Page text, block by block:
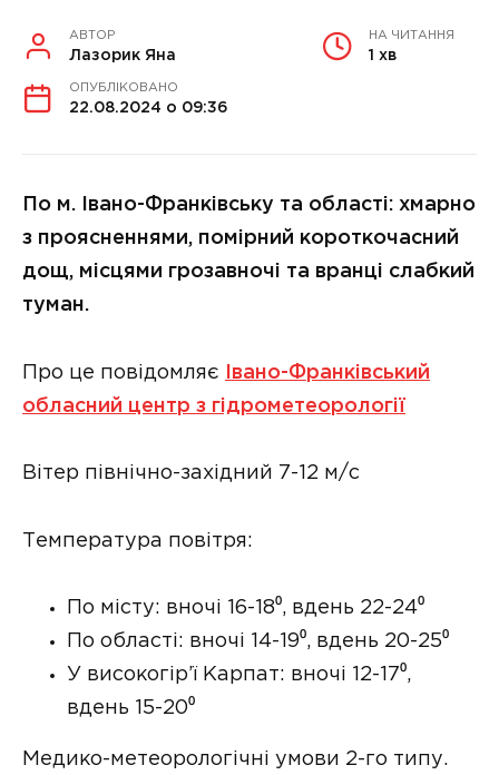
АВТОР
Лазорик Яна
НА ЧИТАННЯ
1 хв
ОПУБЛІКОВАНО
22.08.2024 о 09:36
По м. Івано-Франківську та області: хмарно
з проясненнями, помірний короткочасний
дощ, місцями грозавночі та вранці слабкий
туман.
Про це повідомляє
Івано-Франківський
обласний центр з гідрометеорології
Вітер північно-західний 7-12 м/с
Температура повітря:
По місту: вночі 16-18⁰, вдень 22-24⁰
По області: вночі 14-19⁰, вдень 20-25⁰
У високогір’ї Карпат: вночі 12-17⁰,
вдень 15-20⁰
Медико-метеорологічні умови 2-го типу.